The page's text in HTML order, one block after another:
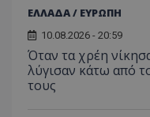
ΕΛΛΑΔΑ / ΕΥΡΩΠΗ
10.08.2026 - 20:59
Όταν τα χρέη
λύγισαν κάτω από
τους